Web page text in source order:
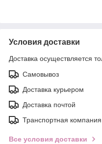
Условия доставки
Доставка осуществляется
Самовывоз
Доставка курьером
Доставка почтой
Транспортная
Все условия доставки